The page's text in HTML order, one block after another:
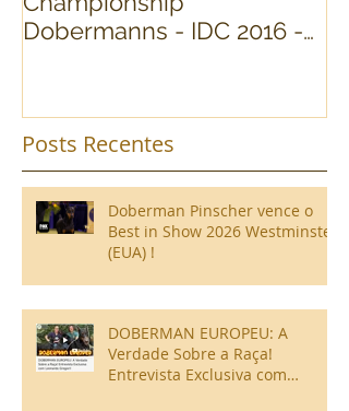
Dobermanns - IDC 2016 -
Posts Recentes
Doberman Pinscher vence o
Best in Show 2026 Westminster
(EUA) !
DOBERMAN EUROPEU: A
Verdade Sobre a Raça!
Entrevista Exclusiva com